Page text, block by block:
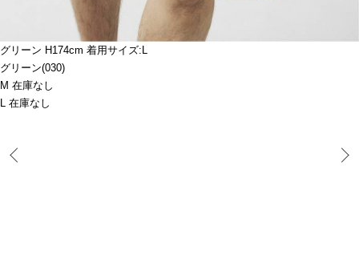
グリーン H174cm 着用サイズ:L
グリーン(030)
M 在庫なし
L 在庫なし